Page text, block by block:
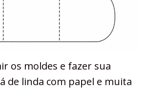
os moldes e fazer sua
de linda com papel e muita